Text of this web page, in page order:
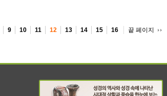
9 10 11 12 13 14 15 16 끝 페이지